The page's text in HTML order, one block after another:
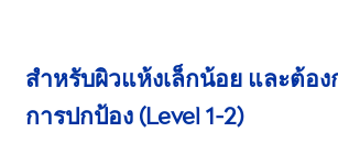
สำหรับผิวแห้งเล็กน้อย และต้อง
การปกป้อง (Level 1-2)